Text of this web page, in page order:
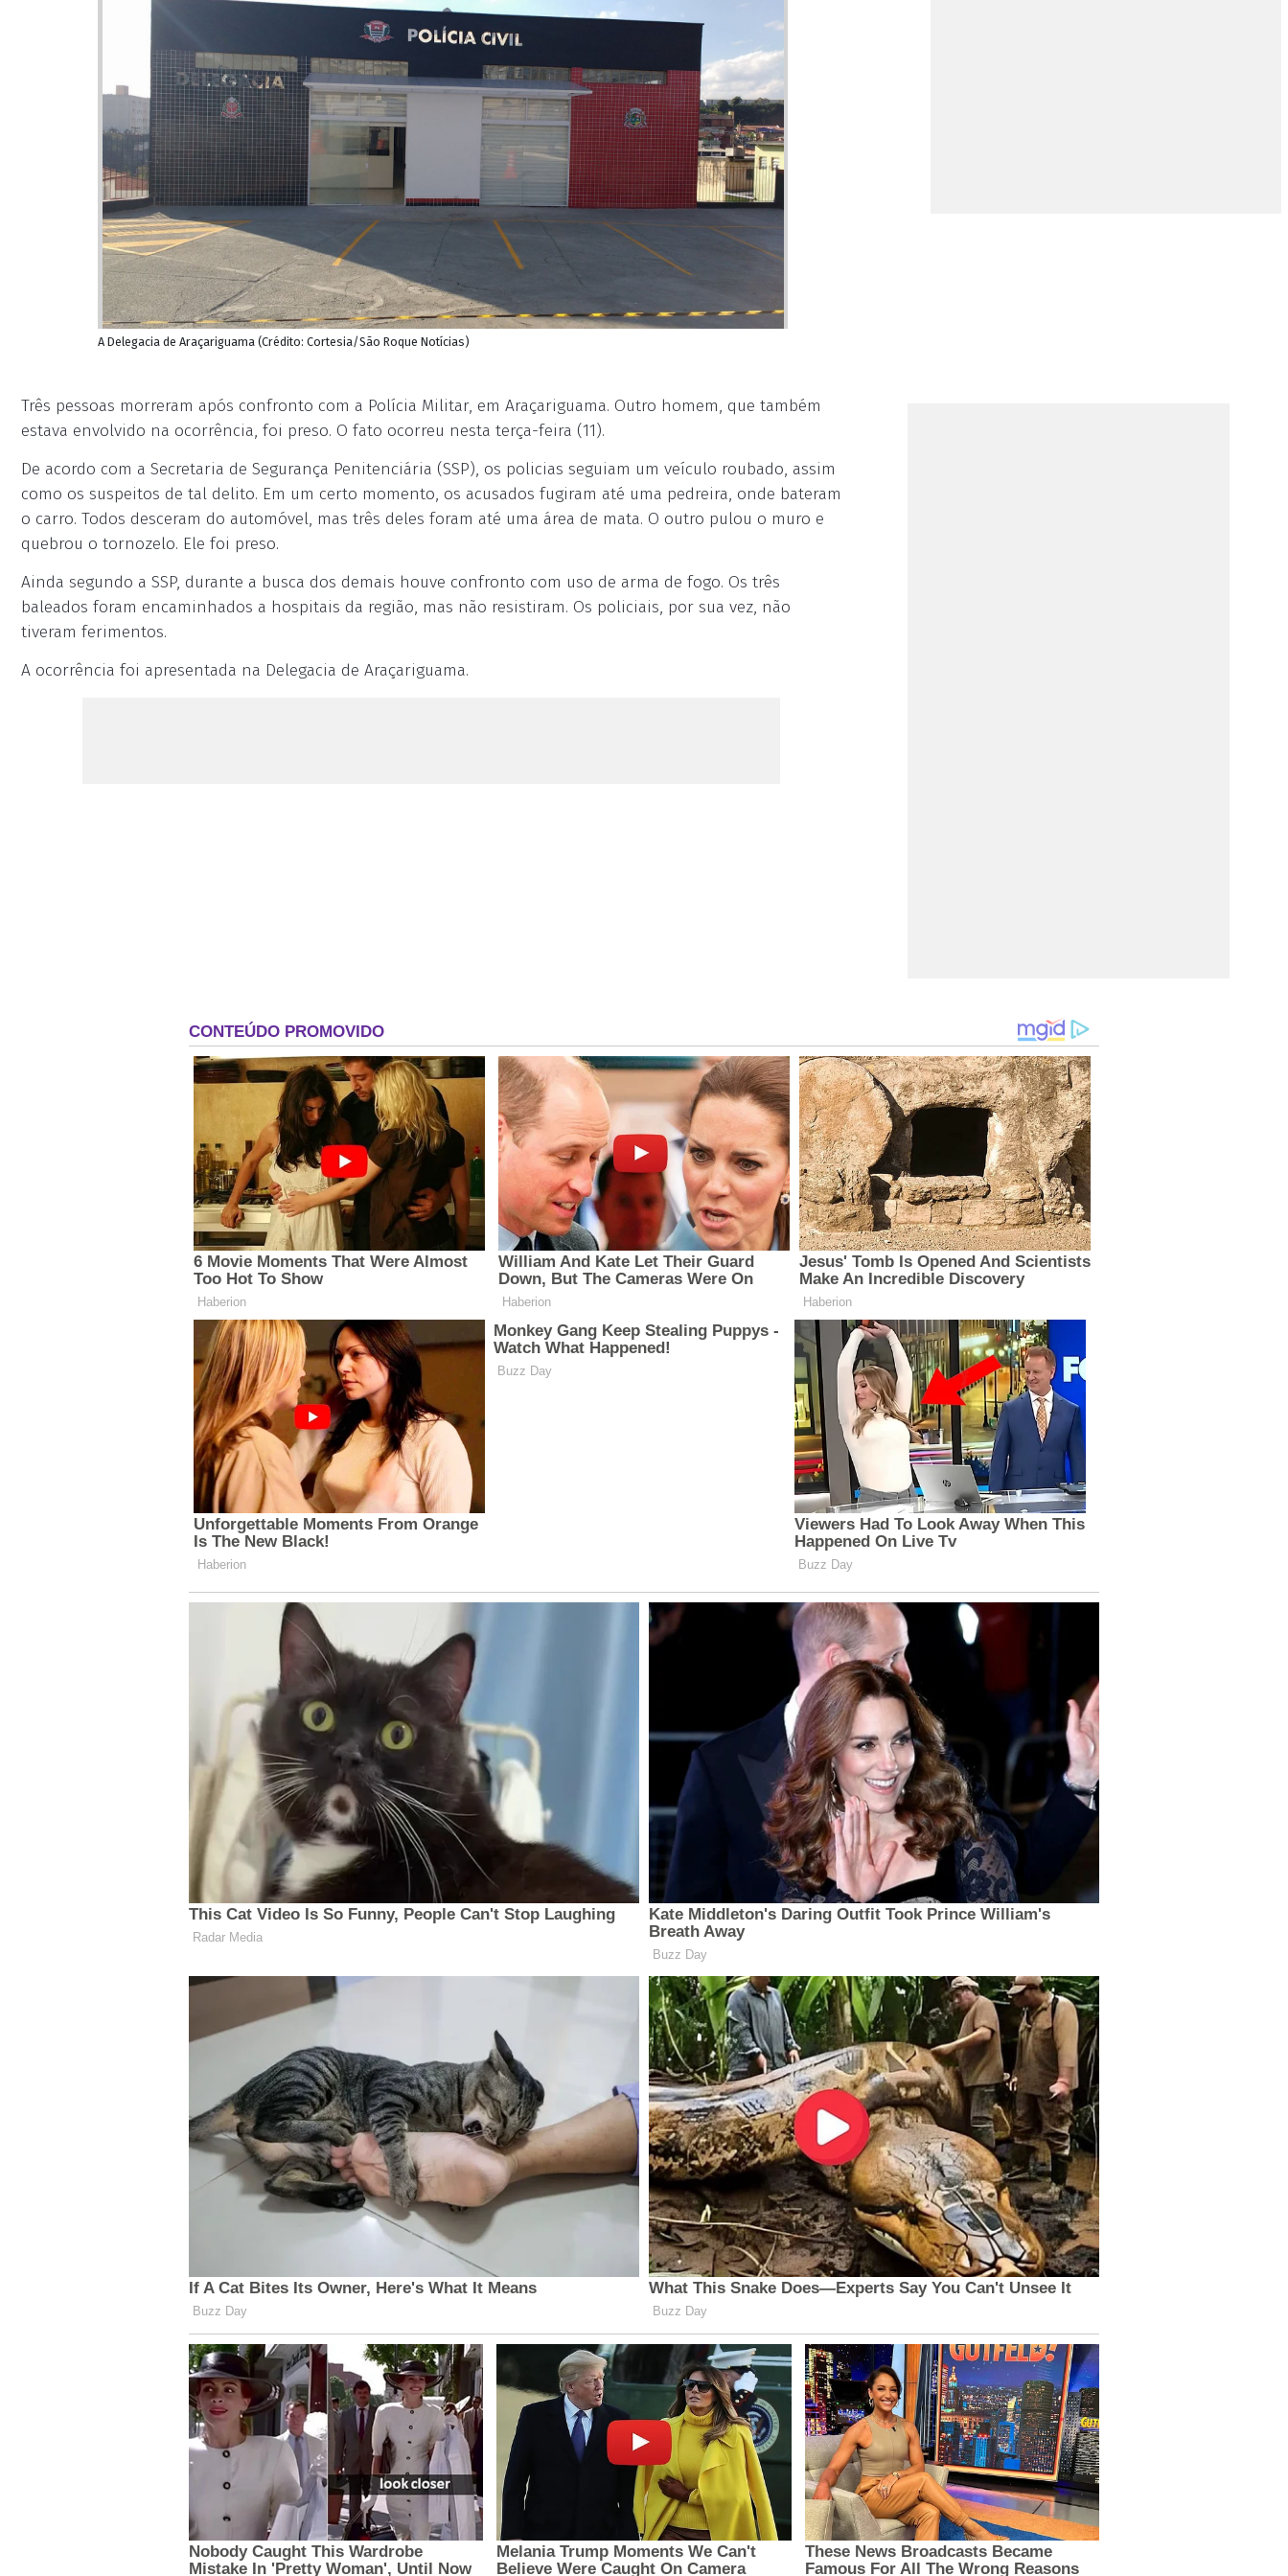
A Delegacia de Araçariguama (Crédito: Cortesia/São Roque Notícias)
Três pessoas morreram após confronto com a Polícia Militar, em Araçariguama. Outro homem, que também
estava envolvido na ocorrência, foi preso. O fato ocorreu nesta terça-feira (11).
De acordo com a Secretaria de Segurança Penitenciária (SSP), os policias seguiam um veículo roubado, assim
como os suspeitos de tal delito. Em um certo momento, os acusados fugiram até uma pedreira, onde bateram
o carro. Todos desceram do automóvel, mas três deles foram até uma área de mata. O outro pulou o muro e
quebrou o tornozelo. Ele foi preso.
Ainda segundo a SSP, durante a busca dos demais houve confronto com uso de arma de fogo. Os três
baleados foram encaminhados a hospitais da região, mas não resistiram. Os policiais, por sua vez, não
tiveram ferimentos.
A ocorrência foi apresentada na Delegacia de Araçariguama.